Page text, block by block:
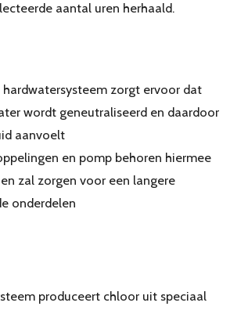
aantal uren herhaald.
zorgt ervoor dat
wordt geneutraliseerd en daardoor
aanvoelt
en pomp behoren hiermee
zal zorgen voor een langere
onderdelen
produceert chloor uit speciaal